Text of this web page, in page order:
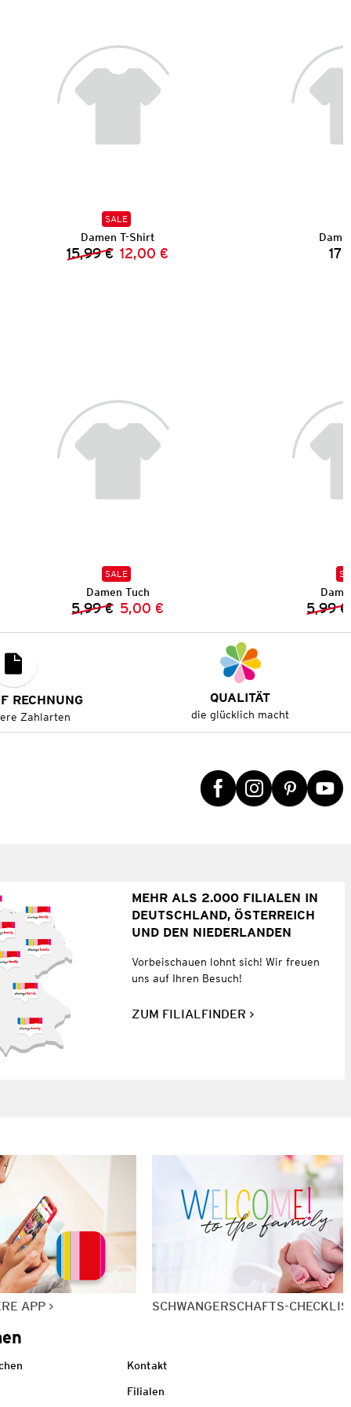
SALE
Damen T-Shirt
Vorheriger Preis:
15,99 € Neuer Preis:
12,00 €
SALE
Damen Tuch
Vorheriger Preis:
5,99 € Neuer Preis:
5,00 € 5,99 €
RECHNUNG
Zahlarten
QUALITÄT
die glücklich macht
MEHR ALS 2.000 FILIALEN IN
DEUTSCHLAND, ÖSTERREICH
UND DEN NIEDERLANDEN
Vorbeischauen lohnt sich! Wir freuen
uns auf Ihren Besuch!
ZUM FILIALFINDER
APP SCHWANGERSCHAFTS-
Kontakt
Filialen